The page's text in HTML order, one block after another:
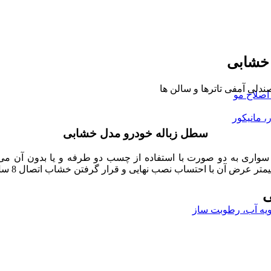
مو
مانیکور
آب، رطوبت ساز
خشابی
آمفی تاترها و سالن ها
سطل زباله خودرو مدل خشابی
به دو صورت با استفاده از چسب دو طرفه و یا بدون آن می